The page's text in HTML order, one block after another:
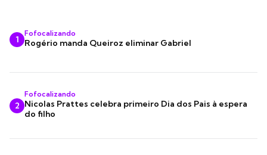
1
Fofocalizando
Rogério manda Queiroz eliminar Gabriel
2
Fofocalizando
Nicolas Prattes celebra primeiro Dia dos Pais à espera
do filho